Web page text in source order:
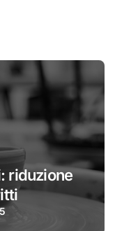
riduzione